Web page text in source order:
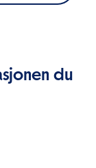
du